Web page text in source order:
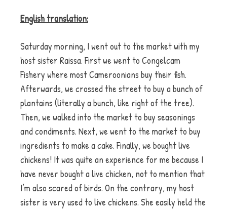
English translation:
Saturday morning, I went out to the market with my
host sister Raissa. First we went to Congelcam
Fishery where most Cameroonians buy their fish.
Afterwards, we crossed the street to buy a bunch of
plantains (literally a bunch, like right of the tree).
Then, we walked into the market to buy seasonings
and condiments. Next, we went to the market to buy
ingredients to make a cake. Finally, we bought live
chickens! It was quite an experience for me because I
have never bought a live chicken, not to mention that
I’m also scared of birds. On the contrary, my host
sister is very used to live chickens. She easily held the